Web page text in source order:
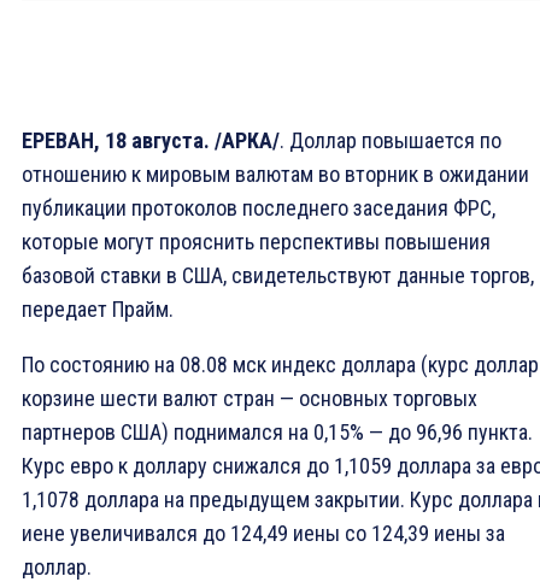
ЕРЕВАН, 18 августа. /АРКА/. Доллар повышается по
отношению к мировым валютам во вторник в ожидании
публикации протоколов последнего заседания ФРС,
которые могут прояснить перспективы повышения
базовой ставки в США, свидетельствуют данные торгов,
передает Прайм.
По состоянию на 08.08 мск индекс доллара (курс
корзине шести валют стран — основных торговых
партнеров США) поднимался на 0,15% — до 96,96 пункта.
Курс евро к доллару снижался до 1,1059 доллара за
1,1078 доллара на предыдущем закрытии. Курс доллара
иене увеличивался до 124,49 иены со 124,39 иены за
доллар.